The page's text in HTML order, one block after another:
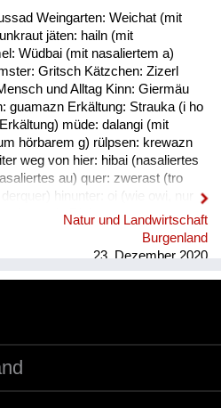
und Reden
Tier und Alltag
und
Weingarten: Weichat (mit
jäten: hailn (mit
Wüdbai (mit nasaliertem a)
Gritsch Kätzchen: Zizerl
und Alltag Kinn: Giermäu
guamazn Erkältung: Strauka (i ho
müde: dalangi (mit
hörbarem g) rülpsen: krewazn
weg von hier: hibai (nasaliertes
au) quer: zwerast (tro
hinunter: oi (wie owi, nur
zwar in Richtung des
- komm herunter, und zwar zu
es weg) werfen: kai (nasaliertes
Natur und Landwirtschaft
Burgenland
23. Dezember 2020